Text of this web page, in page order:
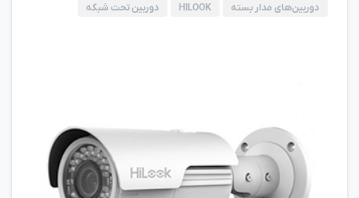
دوربین‌های مدار بسته HILOOK دوربین تحت شبکه